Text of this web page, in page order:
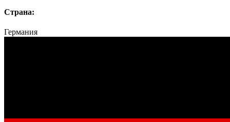
Страна:
Германия